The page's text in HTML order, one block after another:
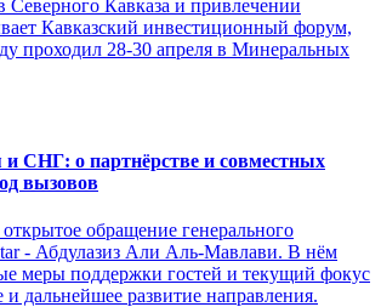
Северного Кавказа и привлечении
Кавказский инвестиционный форум,
проходил 28-30 апреля в Минеральных
и СНГ: о партнёрстве и совместных
вызовов
обращение генерального
- Абдулазиз Али Аль-Мавлави. В нём
меры поддержки гостей и текущий фокус
и дальнейшее развитие направления.